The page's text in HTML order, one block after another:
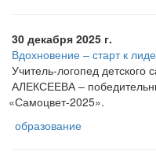
30 декабря 2025 г.
Вдохновение – старт к
Учитель-логопед детского
АЛЕКСЕЕВА –
«Самоцвет-2025».
образование